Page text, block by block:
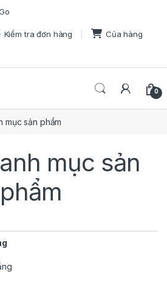
Kiểm tra đơn hàng Của hàng
0
mục sản phẩm
mục sản
phẩm